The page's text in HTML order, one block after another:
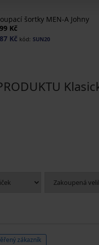
šortky MEN-A Johny
Kč
Kč kód: SUN20
zákazník